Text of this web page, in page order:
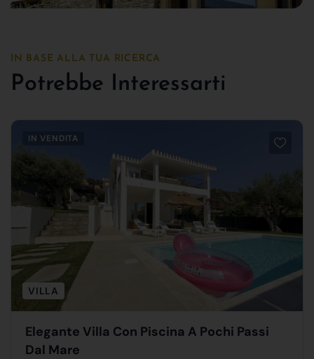
IN BASE ALLA TUA RICERCA
Potrebbe Interessarti
IN VENDITA
VILLA
Elegante Villa Con Piscina A Pochi Passi
Dal Mare